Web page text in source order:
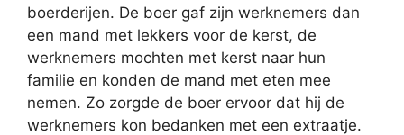
boerderijen. De boer gaf zijn werknemers dan
een mand met lekkers voor de kerst, de
werknemers mochten met kerst naar hun
familie en konden de mand met eten mee
nemen. Zo zorgde de boer ervoor dat hij de
werknemers kon bedanken met een extraatje.